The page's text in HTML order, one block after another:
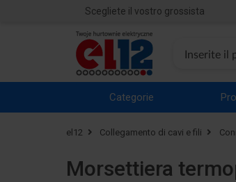
Scegliete il vostro grossista
Categorie
el12 Collegamento di cavi e fili
Morsettiera